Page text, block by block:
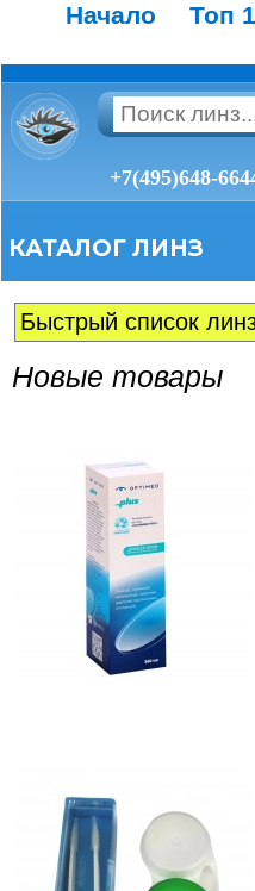
Начало Топ
+7(495)648-
КАТАЛОГ ЛИНЗ
Новые товары